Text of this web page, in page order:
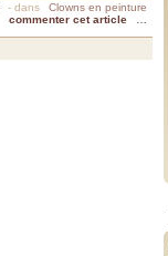
- dans
Clowns en peinture
commenter cet article